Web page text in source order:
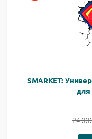
SMARKET:
для
24